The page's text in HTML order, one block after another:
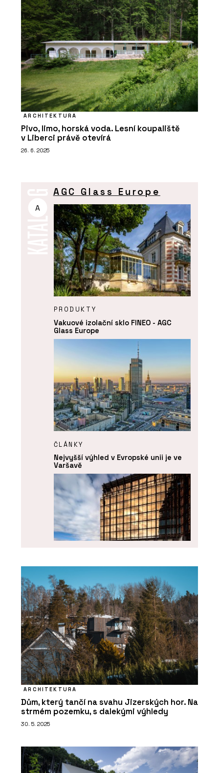
ARCHITEKTURA
Pivo, limo, horská voda. Lesní koupaliště
v Liberci právě otevírá
26. 6. 2025
A
AGC Glass Europe
PRODUKTY
Vakuové izolační sklo FINEO - AGC
Glass Europe
ČLÁNKY
Nejvyšší výhled v Evropské unii je ve
Varšavě
PRODUKTY
Coating on Demand - AGC Glass
Europe
ČLÁNKY
ARCHITEKTURA
Dům, který tančí na svahu Jizerských hor. Na
strmém pozemku, s dalekými výhledy
30. 5. 2025